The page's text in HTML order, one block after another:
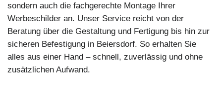
sondern auch die fachgerechte Montage Ihrer
Werbeschilder an. Unser Service reicht von der
Beratung über die Gestaltung und Fertigung bis hin zur
sicheren Befestigung in Beiersdorf. So erhalten Sie
alles aus einer Hand – schnell, zuverlässig und ohne
zusätzlichen Aufwand.